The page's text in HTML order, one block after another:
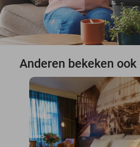
Anderen bekeken ook